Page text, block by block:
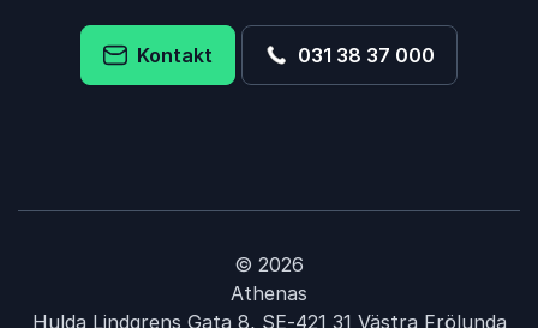
Kontakt 031 38 37 000
© 2026
Athenas
Hulda Lindgrens Gata 8, SE-421 31 Västra Frölunda